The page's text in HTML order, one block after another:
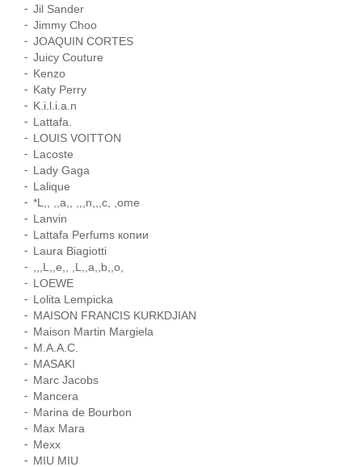
Jil Sander
Jimmy Choo
JOAQUIN CORTES
Juicy Couture
Kenzo
Katy Perry
K.i.l.i.a.n
Lattafa.
LOUIS VOITTON
Lacoste
Lady Gaga
Lalique
*L,, ,,a,, ,,,n,,,c, ,ome
Lanvin
Lattafa Perfums копии
Laura Biagiotti
,,,L,,e,, ,L,,a,,b,,o,
LOEWE
Lolita Lempicka
MAISON FRANCIS KURKDJIAN
Maison Martin Margiela
M.A.A.C.
MASAKI
Marc Jacobs
Mancera
Marina de Bourbon
Max Mara
Mexx
MIU MIU